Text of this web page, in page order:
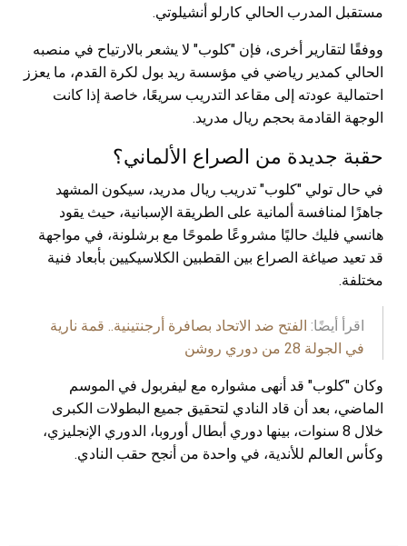
مستقبل المدرب الحالي كارلو أنشيلوتي.
ووفقًا لتقارير أخرى، فإن "كلوب" لا يشعر بالارتياح في منصبه
الحالي كمدير رياضي في مؤسسة ريد بول لكرة القدم، ما يعزز
احتمالية عودته إلى مقاعد التدريب سريعًا، خاصة إذا كانت
الوجهة القادمة بحجم ريال مدريد.
حقبة جديدة من الصراع الألماني؟
في حال تولي "كلوب" تدريب ريال مدريد، سيكون المشهد
جاهزًا لمنافسة ألمانية على الطريقة الإسبانية، حيث يقود
هانسي فليك حاليًا مشروعًا طموحًا مع برشلونة، في مواجهة
قد تعيد صياغة الصراع بين القطبين الكلاسيكيين بأبعاد فنية
مختلفة.
اقرأ أيضًا: الفتح ضد الاتحاد بصافرة أرجنتينية.. قمة نارية
في الجولة 28 من دوري روشن
وكان "كلوب" قد أنهى مشواره مع ليفربول في الموسم
الماضي، بعد أن قاد النادي لتحقيق جميع البطولات الكبرى
خلال 8 سنوات، بينها دوري أبطال أوروبا، الدوري الإنجليزي،
وكأس العالم للأندية، في واحدة من أنجح حقب النادي.